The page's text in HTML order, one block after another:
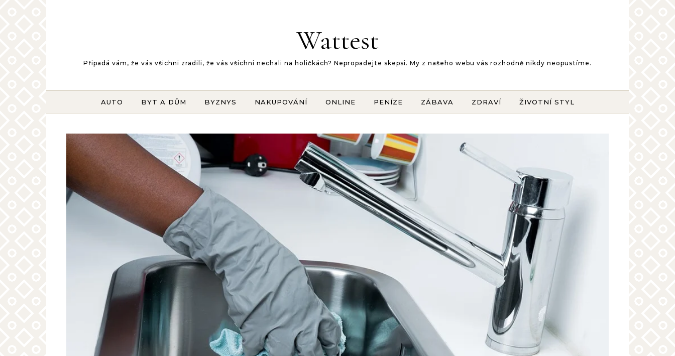
Wattest
Připadá vám, že vás všichni zradili, že vás všichni nechali na holičkách? Nepropadejte skepsi. My z našeho webu vás rozhodně nikdy neopustíme.
AUTO BYT A DŮM BYZNYS NAKUPOVÁNÍ ONLINE PENÍZE ZÁBAVA ZDRAVÍ ŽIVOTNÍ STYL